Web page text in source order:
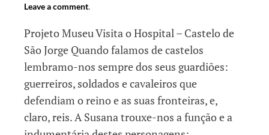
Leave a comment.
Projeto Museu Visita o Hospital – Castelo de
São Jorge Quando falamos de castelos
lembramo-nos sempre dos seus guardiões:
guerreiros, soldados e cavaleiros que
defendiam o reino e as suas fronteiras, e,
claro, reis. A Susana trouxe-nos a função e a